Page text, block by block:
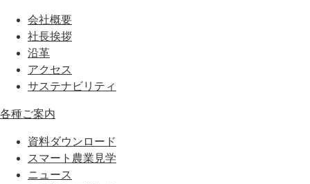
会社概要
社長挨拶
沿革
アクセス
サステナビリティ
各種ご案内
資料ダウンロード
スマート農業見学
ニュース